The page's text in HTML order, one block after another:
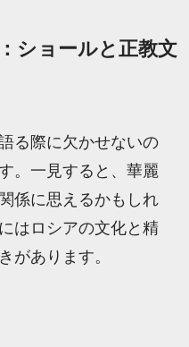
ショールと正教文
る際に欠かせないの
。一見すると、華麗
係に思えるかもしれ
はロシアの文化と精
があります。